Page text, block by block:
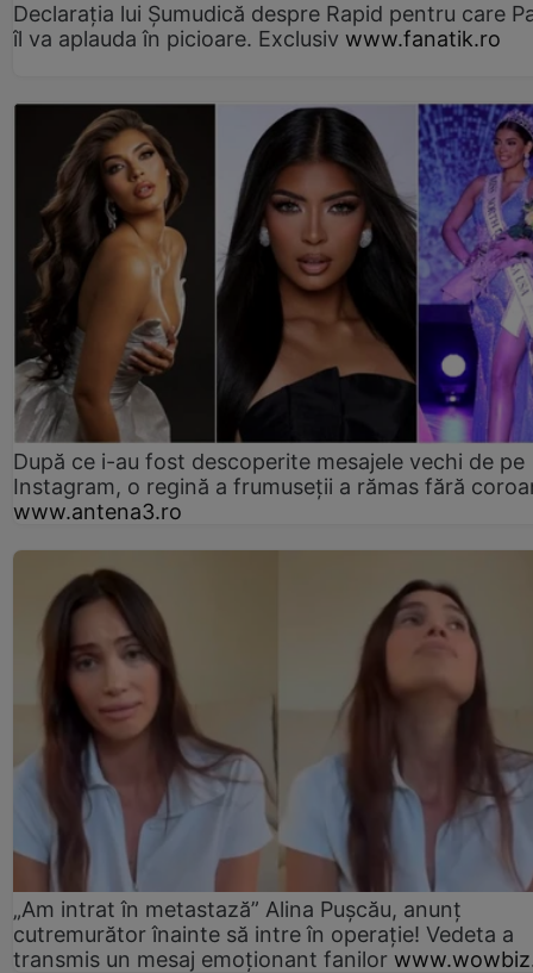
Declarația lui Șumudică despre Rapid pentru care
îl va aplauda în picioare. Exclusiv www.fanatik.ro
După ce i-au fost descoperite mesajele vechi de pe
Instagram, o regină a frumuseții a rămas fără
www.antena3.ro
„Am intrat în metastază” Alina Pușcău, anunț
cutremurător înainte să intre în operație! Vedeta a
transmis un mesaj emoționant fanilor